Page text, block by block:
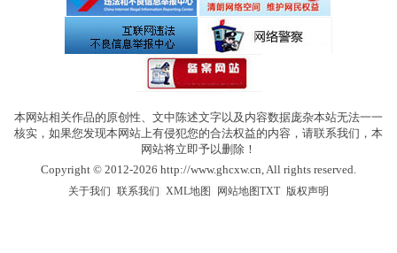
本网站相关作品的原创性、文中陈述文字以及内容数据庞杂本站无法一一
核实，如果您发现本网站上有侵犯您的合法权益的内容，请联系我们，本
网站将立即予以删除！
Copyright © 2012-2026 http://www.ghcxw.cn, All rights reserved.
关于我们 联系我们 XML地图 网站地图TXT| 版权声明